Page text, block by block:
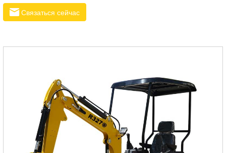
несколькими режимами работы (такими как отклонение
стрелы и выдвижение гусеницы), подходит для работы в
кВт (16,1 л.с.), обеспечивая достаточную мощность и
Связаться сейчас